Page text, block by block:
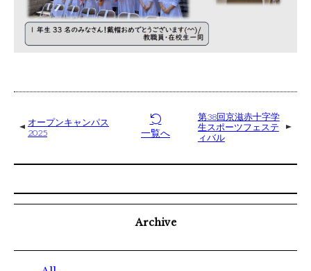
奨学金制度
資料請求
ウェブオープンキャンパス
一覧へ
オープンキャンパス
2025
第38回京滋赤十字学
生スポーツフェステ
ィバル
Archive